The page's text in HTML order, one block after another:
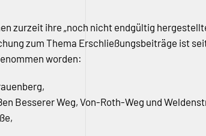
zurzeit ihre „noch nicht endgültig
zum Thema Erschließungsbeiträge ist
worden:
Besserer Weg, Von-Roth-Weg und